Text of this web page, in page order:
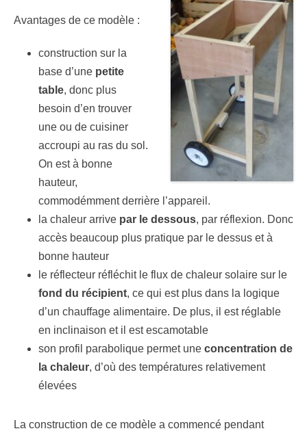
Avantages de ce modèle :
construction sur la
base d’une petite
table, donc plus
besoin d’en trouver
une ou de cuisiner
accroupi au ras du sol.
On est à bonne
hauteur,
commodémment derrière l’appareil.
la chaleur arrive par le dessous, par réflexion. Donc
accès beaucoup plus pratique par le dessus et à
bonne hauteur
le réflecteur réfléchit le flux de chaleur solaire sur le
fond du récipient, ce qui est plus dans la logique
d’un chauffage alimentaire. De plus, il est réglable
en inclinaison et il est escamotable
son profil parabolique permet une concentration de
la chaleur, d’où des températures relativement
élevées
La construction de ce modèle a commencé pendant